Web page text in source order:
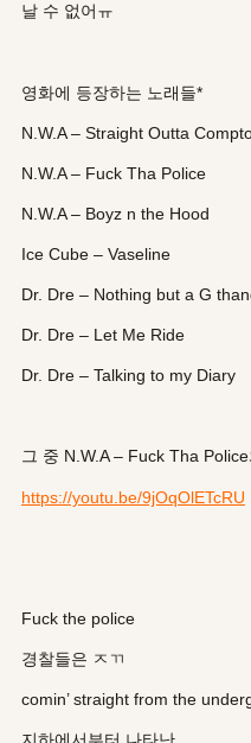
날 수 없어ㅠ
영화에 등장하는 노래들*
N.W.A – Straight Outta
N.W.A – Fuck Tha Police
N.W.A – Boyz n the Hood
Ice Cube – Vaseline
Dr. Dre – Nothing but a G
Dr. Dre – Let Me Ride
Dr. Dre – Talking to my Diary
그 중 N.W.A – Fuck Tha
https://youtu.be/9jOqOlETcRU
Fuck the police
경찰들은 ㅈㄲ
comin’ straight from the